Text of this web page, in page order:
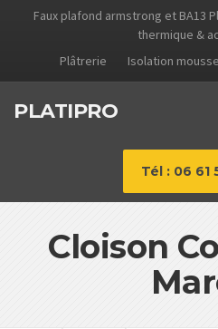
Faux plafond armstrong et BA13
thermique &
Plâtrerie
Isolation
PLATIPRO
Tél : 06 61
Cloison